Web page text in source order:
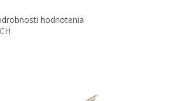
produktu je 0,0 z 5 hviezdičiek.
hodnotenia